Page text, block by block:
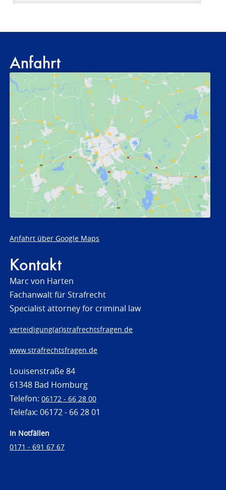
Anfahrt
Anfahrt über Google Maps
Kontakt
Marc von Harten
Fachanwalt für Strafrecht
Specialist attorney for criminal law
verteidigung(at)strafrechtsfragen.de
www.strafrechtsfragen.de
Louisenstraße 84
61348 Bad Homburg
Telefon: 06172 - 66 28 00
Telefax: 06172 - 66 28 01
In Notfällen
0171 - 691 67 67